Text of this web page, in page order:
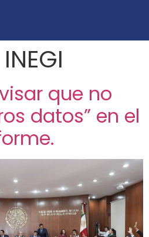
INEGI
que no
datos” en el